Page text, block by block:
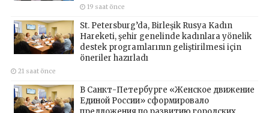
19 saat önce
St. Petersburg’da, Birleşik Rusya Kadın
Hareketi, şehir genelinde kadınlara yönelik
destek programlarının geliştirilmesi için
öneriler hazırladı
21 saat önce
В Санкт-Петербурге «Женское движение
Единой России» сформировало